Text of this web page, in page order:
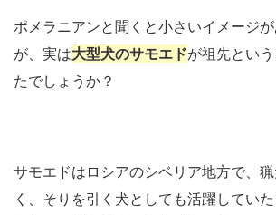
ポメラニアンと聞くと小さいイメージ
が、実は大型犬のサモエドが祖先とい
たでしょうか？
サモエドはロシアのシベリア地方で、
く、そりを引く犬としても活躍していた